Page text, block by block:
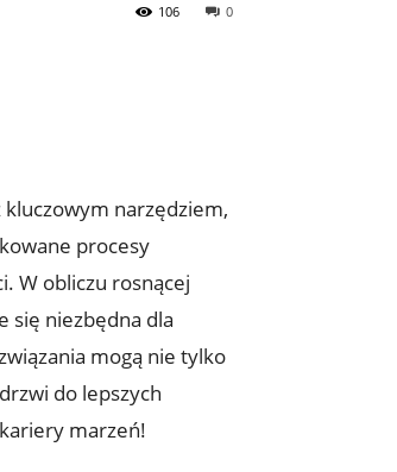
0
106
narzędziem,
procesy
W obliczu rosnącej
się niezbędna dla
mogą nie tylko
do lepszych
marzeń!